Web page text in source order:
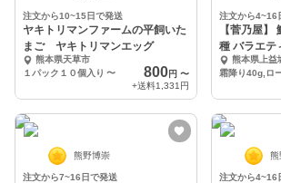
注文から10~15日で発送
ヤキトリマンファームの平飼いた
まご ヤキトリマンエッグ
熊本県天草市
１パック１０個入り 〜 800円 〜
+送料1,331円
注文から4~16
【菅乃屋】
種 バラエテ
熊本県上益
熊野博崇
注文から7~16日で発送
熊
注文から4~16